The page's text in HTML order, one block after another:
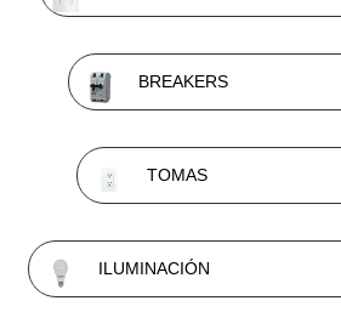
BREAKERS
TOMAS
ILUMINACIÓN